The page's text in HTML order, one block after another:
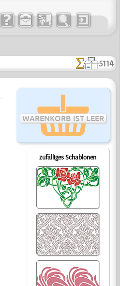
5114
WARENKORB IST LEER
zufälliges Schablonen